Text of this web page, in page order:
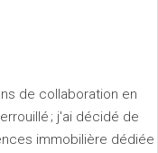
de collaboration en
; j'ai décidé de
immobilière dédiée